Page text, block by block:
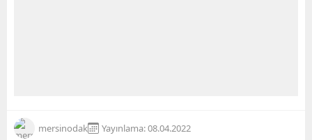
mersinodak Yayınlama: 08.04.2022